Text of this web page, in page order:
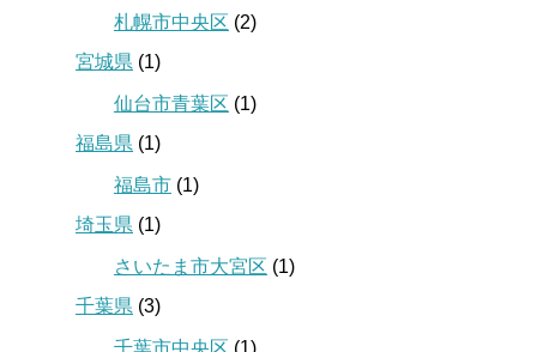
札幌市中央区 (2)
宮城県 (1)
仙台市青葉区 (1)
福島県 (1)
福島市 (1)
埼玉県 (1)
さいたま市大宮区 (1)
千葉県 (3)
千葉市中央区 (1)